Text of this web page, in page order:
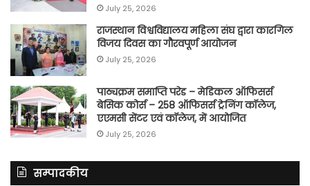
July 25, 2026
राजस्थान विश्वविद्यालय महिला संघ द्वारा कारगिल
विजय दिवस का गौरवपूर्ण आयोजन
July 25, 2026
पाठ्यक्रम समाप्ति परेड – मेडिकल ऑफिसर्स
बेसिक कोर्स – 258 ऑफिसर्स ट्रेनिंग कॉलेज,
एएमसी सेंटर एवं कॉलेज, में आयोजित
July 25, 2026
सम्पादकीय